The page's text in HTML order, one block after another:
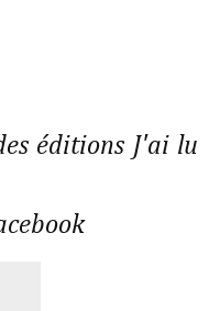
éditions J'ai lu